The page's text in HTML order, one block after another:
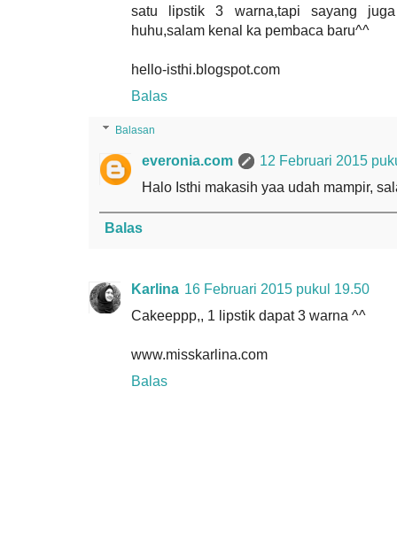
satu lipstik 3 warna,tapi sayang
huhu,salam kenal ka pembaca baru^^
hello-isthi.blogspot.com
Balas
Balasan
everonia.com
12 Februari 2015
Halo Isthi makasih yaa udah mampir,
Balas
Karlina 16 Februari 2015 pukul 19.50
Cakeeppp,, 1 lipstik dapat 3 warna ^^
www.misskarlina.com
Balas